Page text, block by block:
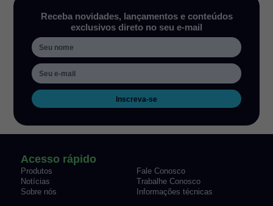
Receba novidades, lançamentos e conteúdos
exclusivos direto no seu e-mail
Inscreva-se
Acesso rápido
Produtos
Fale Conosco
Notícias
Trabalhe Conosco
Sobre nós
Informações técnicas